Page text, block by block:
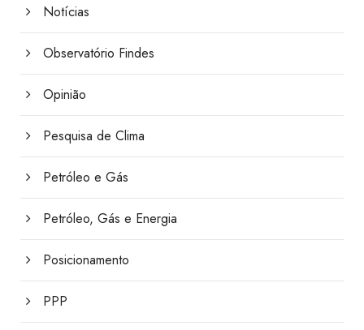
Notícias
Observatório Findes
Opinião
Pesquisa de Clima
Petróleo e Gás
Petróleo, Gás e Energia
Posicionamento
PPP